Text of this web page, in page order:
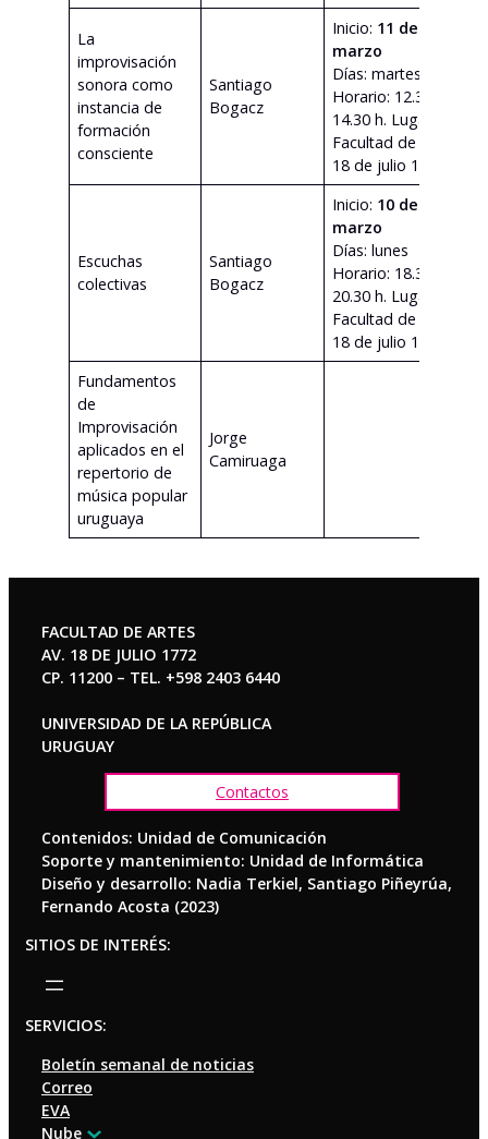
La
improvisación
sonora como
instancia de
formación
consciente
Santiago
Bogacz
Inicio: 11 de
marzo
Días: martes
Horario: 12.30 a
14.30 h. Lugar:
Facultad de Artes
18 de julio 1772
Escuchas
colectivas
Santiago
Bogacz
Inicio: 10 de
marzo
Días: lunes
Horario: 18.30 a
20.30 h. Lugar:
Facultad de Artes
18 de julio 1772
Fundamentos
de
Improvisación
aplicados en el
repertorio de
música popular
uruguaya
Jorge
Camiruaga
FACULTAD DE ARTES
AV. 18 DE JULIO 1772
CP. 11200 – TEL. +598 2403 6440
UNIVERSIDAD DE LA REPÚBLICA
URUGUAY
Contactos
Contenidos: Unidad de Comunicación
Soporte y mantenimiento: Unidad de Informática
Diseño y desarrollo: Nadia Terkiel, Santiago Piñeyrúa,
Fernando Acosta (2023)
SITIOS DE INTERÉS:
SERVICIOS:
Boletín semanal de noticias
Correo
EVA
Nube